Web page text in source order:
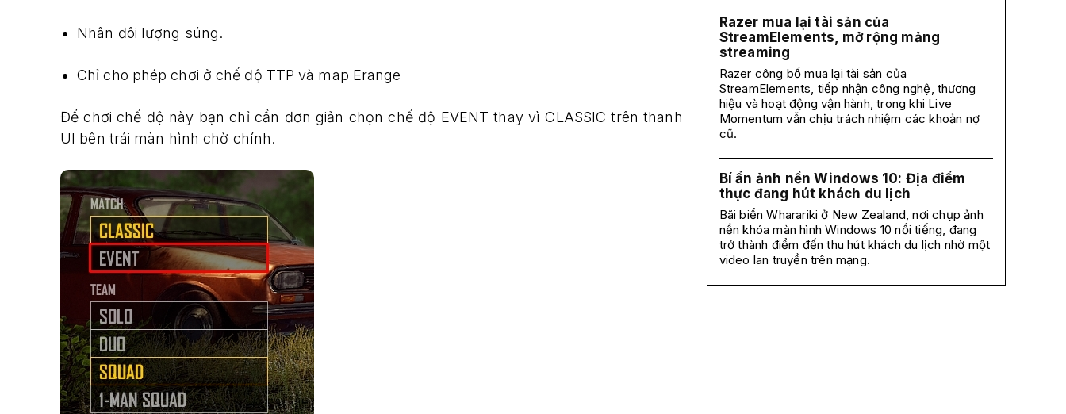
Nhân đôi lượng súng.
Chỉ cho phép chơi ở chế độ TTP và map Erange
Để chơi chế độ này bạn chỉ cần đơn giản chọn chế độ EVENT thay vì CLASSIC trên thanh
UI bên trái màn hình chờ chính.
Razer mua lại tài sản của
StreamElements, mở rộng mảng
streaming
Razer công bố mua lại tài sản của
StreamElements, tiếp nhận công nghệ, thương
hiệu và hoạt động vận hành, trong khi Live
Momentum vẫn chịu trách nhiệm các khoản nợ
cũ.
Bí ẩn ảnh nền Windows 10: Địa điểm
thực đang hút khách du lịch
Bãi biển Wharariki ở New Zealand, nơi chụp ảnh
nền khóa màn hình Windows 10 nổi tiếng, đang
trở thành điểm đến thu hút khách du lịch nhờ một
video lan truyền trên mạng.